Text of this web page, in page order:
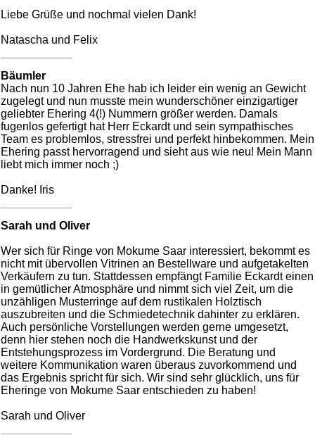
Liebe Grüße und nochmal vielen Dank!
Natascha und Felix
Bäumler
Nach nun 10 Jahren Ehe hab ich leider ein wenig an Gewicht
zugelegt und nun musste mein wunderschöner einzigartiger
geliebter Ehering 4(!) Nummern größer werden. Damals
fugenlos gefertigt hat Herr Eckardt und sein sympathisches
Team es problemlos, stressfrei und perfekt hinbekommen. Mein
Ehering passt hervorragend und sieht aus wie neu! Mein Mann
liebt mich immer noch ;)
Danke! Iris
Sarah und Oliver
Wer sich für Ringe von Mokume Saar interessiert, bekommt es
nicht mit übervollen Vitrinen an Bestellware und aufgetakelten
Verkäufern zu tun. Stattdessen empfängt Familie Eckardt einen
in gemütlicher Atmosphäre und nimmt sich viel Zeit, um die
unzähligen Musterringe auf dem rustikalen Holztisch
auszubreiten und die Schmiedetechnik dahinter zu erklären.
Auch persönliche Vorstellungen werden gerne umgesetzt,
denn hier stehen noch die Handwerkskunst und der
Entstehungsprozess im Vordergrund. Die Beratung und
weitere Kommunikation waren überaus zuvorkommend und
das Ergebnis spricht für sich. Wir sind sehr glücklich, uns für
Eheringe von Mokume Saar entschieden zu haben!
Sarah und Oliver